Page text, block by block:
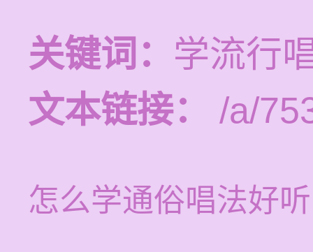
关键词： 学流行
文本链接：
/a/
怎么学通俗唱法好听